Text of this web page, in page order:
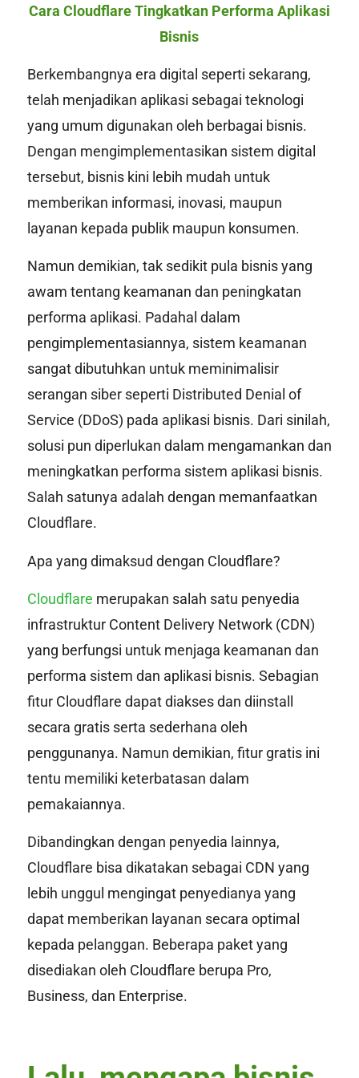
Cara Cloudflare Tingkatkan Performa Aplikasi
Bisnis
Berkembangnya era digital seperti sekarang,
telah menjadikan aplikasi sebagai teknologi
yang umum digunakan oleh berbagai bisnis.
Dengan mengimplementasikan sistem digital
tersebut, bisnis kini lebih mudah untuk
memberikan informasi, inovasi, maupun
layanan kepada publik maupun konsumen.
Namun demikian, tak sedikit pula bisnis yang
awam tentang keamanan dan peningkatan
performa aplikasi. Padahal dalam
pengimplementasiannya, sistem keamanan
sangat dibutuhkan untuk meminimalisir
serangan siber seperti Distributed Denial of
Service (DDoS) pada aplikasi bisnis. Dari sinilah,
solusi pun diperlukan dalam mengamankan dan
meningkatkan performa sistem aplikasi bisnis.
Salah satunya adalah dengan memanfaatkan
Cloudflare.
Apa yang dimaksud dengan Cloudflare?
Cloudflare merupakan salah satu penyedia
infrastruktur Content Delivery Network (CDN)
yang berfungsi untuk menjaga keamanan dan
performa sistem dan aplikasi bisnis. Sebagian
fitur Cloudflare dapat diakses dan diinstall
secara gratis serta sederhana oleh
penggunanya. Namun demikian, fitur gratis ini
tentu memiliki keterbatasan dalam
pemakaiannya.
Dibandingkan dengan penyedia lainnya,
Cloudflare bisa dikatakan sebagai CDN yang
lebih unggul mengingat penyedianya yang
dapat memberikan layanan secara optimal
kepada pelanggan. Beberapa paket yang
disediakan oleh Cloudflare berupa Pro,
Business, dan Enterprise.